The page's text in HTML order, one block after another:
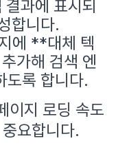
결과에 표시되
합니다.
에 **대체 텍
가해 검색 엔
도록 합니다.
이지 로딩 속도
요합니다.